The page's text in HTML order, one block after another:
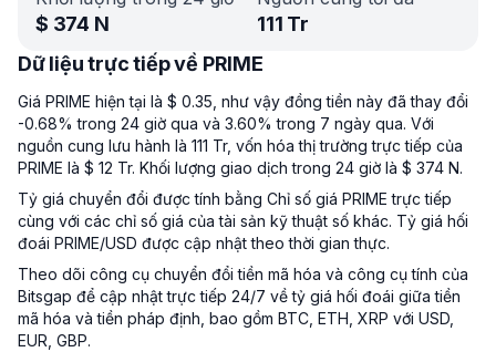
$ 374 N
111 Tr
Dữ liệu trực tiếp về PRIME
Giá PRIME hiện tại là $ 0.35, như vậy đồng tiền này đã thay đổi
-0.68% trong 24 giờ qua và 3.60% trong 7 ngày qua. Với
nguồn cung lưu hành là 111 Tr, vốn hóa thị trường trực tiếp của
PRIME là $ 12 Tr. Khối lượng giao dịch trong 24 giờ là $ 374 N.
Tỷ giá chuyển đổi được tính bằng Chỉ số giá PRIME trực tiếp
cùng với các chỉ số giá của tài sản kỹ thuật số khác. Tỷ giá hối
đoái PRIME/USD được cập nhật theo thời gian thực.
Theo dõi công cụ chuyển đổi tiền mã hóa và công cụ tính của
Bitsgap để cập nhật trực tiếp 24/7 về tỷ giá hối đoái giữa tiền
mã hóa và tiền pháp định, bao gồm BTC, ETH, XRP với USD,
EUR, GBP.